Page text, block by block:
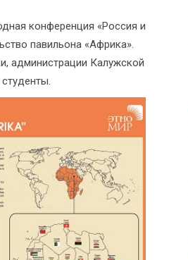
конференция «Россия и
павильона «Африка».
администрации Калужской